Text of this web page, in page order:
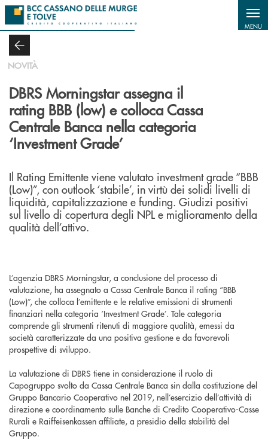
Salta al contenuto principale
MENU
NOVITÀ
DBRS Morningstar assegna il
rating BBB (low) e colloca Cassa
Centrale Banca nella categoria
‘Investment Grade’
Il Rating Emittente viene valutato investment grade “BBB
(Low)”, con outlook ‘stabile’, in virtù dei solidi livelli di
liquidità, capitalizzazione e funding. Giudizi positivi
sul livello di copertura degli NPL e miglioramento della
qualità dell’attivo.
L’agenzia DBRS Morningstar, a conclusione del processo di
valutazione, ha assegnato a Cassa Centrale Banca il rating “BBB
(Low)”, che colloca l’emittente e le relative emissioni di strumenti
finanziari nella categoria ‘Investment Grade’. Tale categoria
comprende gli strumenti ritenuti di maggiore qualità, emessi da
società caratterizzate da una positiva gestione e da favorevoli
prospettive di sviluppo.
La valutazione di DBRS tiene in considerazione il ruolo di
Capogruppo svolto da Cassa Centrale Banca sin dalla costituzione del
Gruppo Bancario Cooperativo nel 2019, nell’esercizio dell’attività di
direzione e coordinamento sulle Banche di Credito Cooperativo-Casse
Rurali e Raiffeisenkassen affiliate, a presidio della stabilità del
Gruppo.